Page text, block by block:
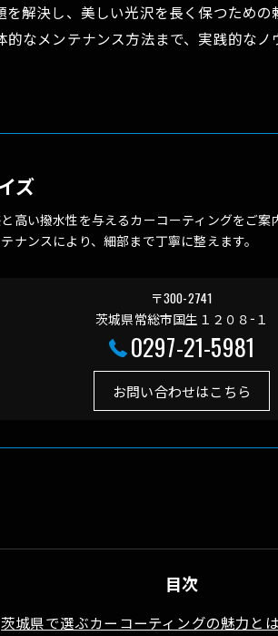
解決し、美しい光沢を長く保つため
なメンテナンス方法まで、実践的な
ズ
高い撥水性を与えるカーコーティングをご
ナンスにより、細部まで丁寧に整えます。
〒300-2741
茨城県常総市国生１２０８−１
0297-21-5981
お問い合わせはこちら
目次
茨城県で選ぶカーコーティングの魅力とは